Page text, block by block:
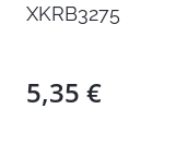
XKRB3275
5,35 €